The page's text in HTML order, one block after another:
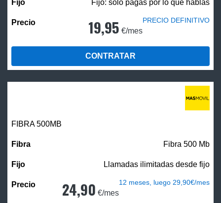
Fijo: solo pagas por lo que hablas
19,95 €/mes
PRECIO DEFINITIVO
CONTRATAR
FIBRA500MB
Fibra 500 Mb
Llamadas ilimitadas desde fijo
24,90 €/mes
12 meses, luego 29,90€/mes